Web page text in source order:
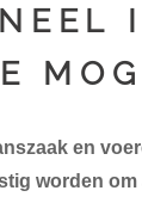
en
worden